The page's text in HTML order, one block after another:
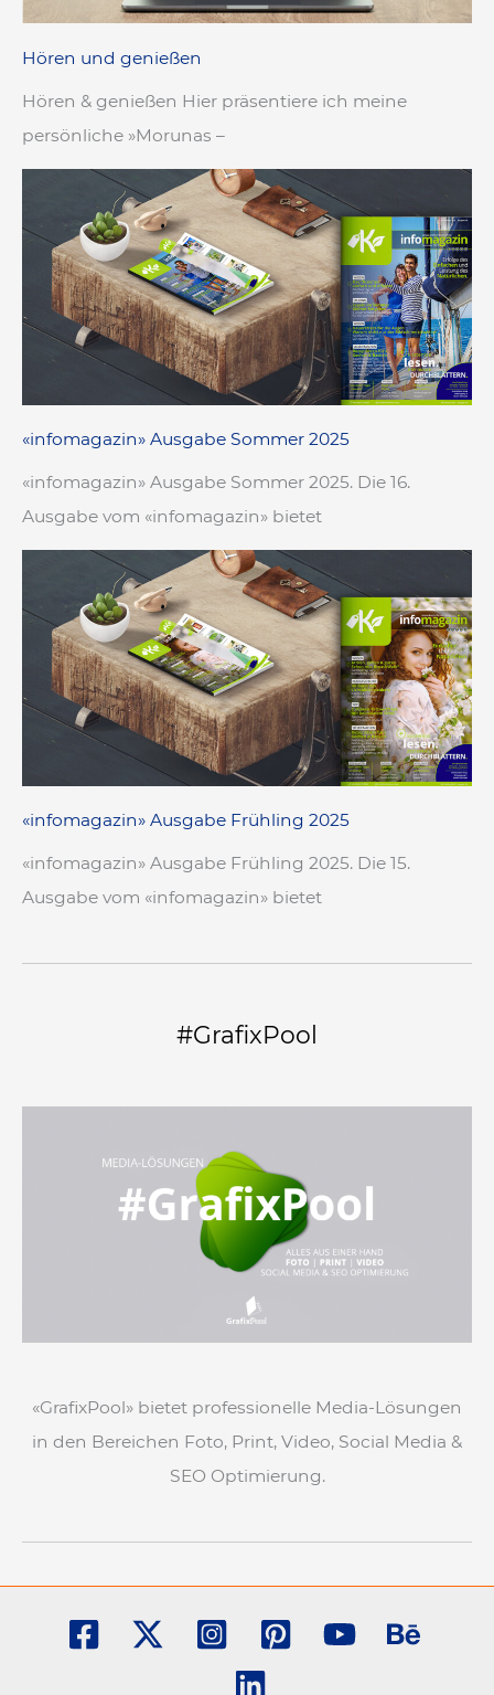
Hören und genießen
Hören & genießen Hier präsentiere ich meine
persönliche »Morunas –
«infomagazin» Ausgabe Sommer 2025
«infomagazin» Ausgabe Sommer 2025. Die 16.
Ausgabe vom «infomagazin» bietet
«infomagazin» Ausgabe Frühling 2025
«infomagazin» Ausgabe Frühling 2025. Die 15.
Ausgabe vom «infomagazin» bietet
#GrafixPool
«GrafixPool» bietet professionelle Media-Lösungen
in den Bereichen Foto, Print, Video, Social Media &
SEO Optimierung.